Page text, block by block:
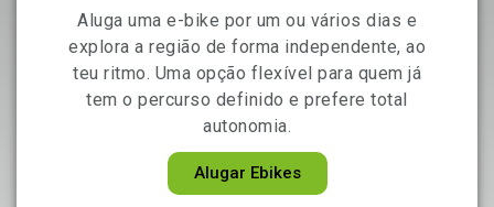
Aluga uma e-bike por um ou vários dias e
explora a região de forma independente, ao
teu ritmo. Uma opção flexível para quem já
tem o percurso definido e prefere total
autonomia.
Alugar Ebikes